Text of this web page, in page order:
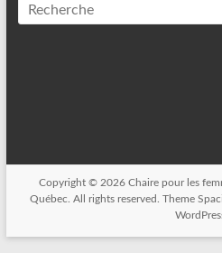
Copyright © 2026Chaire pour les
Québec . All rights reserved. Theme